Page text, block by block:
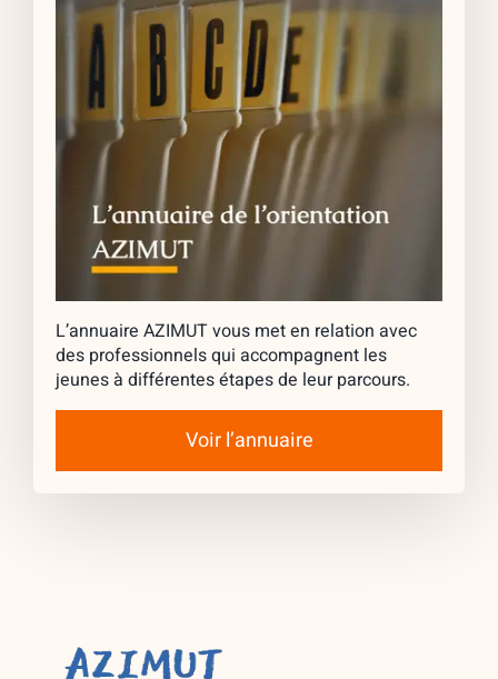
L’annuaire AZIMUT vous met en relation avec
des professionnels qui accompagnent les
jeunes à différentes étapes de leur parcours.
Voir l’annuaire